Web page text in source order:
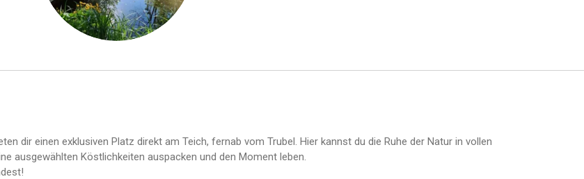
dir einen exklusiven Platz direkt am Teich, fernab vom Trubel. Hier kannst du die Ruhe der Natur in vollen
ausgewählten Köstlichkeiten auspacken und den Moment leben.